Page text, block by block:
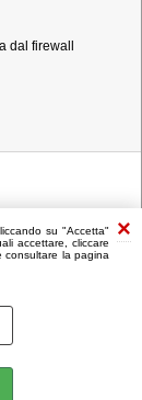
su "Accetta"
accettare, cliccare
consultare la pagina
dal firewall